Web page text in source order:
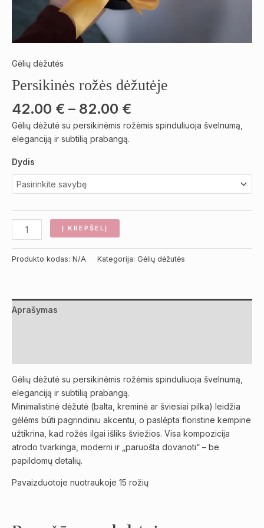
Gėlių dėžutės
Persikinės rožės dėžutėje
42.00 € – 82.00 €
Gėlių dėžutė su persikinėmis rožėmis spinduliuoja švelnumą,
eleganciją ir subtilią prabangą.
Dydis
Į KREPŠELĮ
Produkto kodas: N/A Kategorija: Gėlių dėžutės
Aprašymas
Gėlių dėžutė su persikinėmis rožėmis spinduliuoja švelnumą,
eleganciją ir subtilią prabangą.
Minimalistinė dėžutė (balta, kreminė ar šviesiai pilka) leidžia
gėlėms būti pagrindiniu akcentu, o paslėpta floristine kempine
užtikrina, kad rožės ilgai išliks šviežios. Visa kompozicija
atrodo tvarkinga, moderni ir „paruošta dovanoti“ – be
papildomų detalių.
Pavaizduotoje nuotraukoje 15 rožių